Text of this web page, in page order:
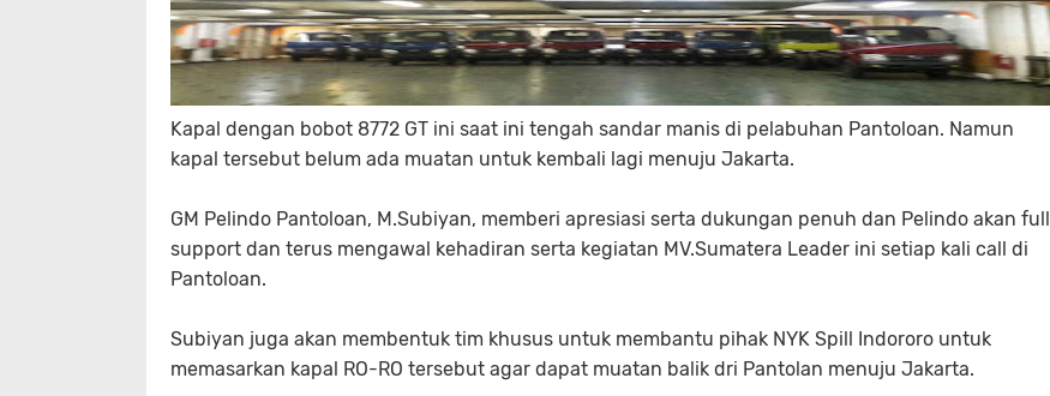
Kapal dengan bobot 8772 GT ini saat ini tengah sandar manis di pelabuhan Pantoloan. Namun
kapal tersebut belum ada muatan untuk kembali lagi menuju Jakarta.
GM Pelindo Pantoloan, M.Subiyan, memberi apresiasi serta dukungan penuh dan Pelindo akan full
support dan terus mengawal kehadiran serta kegiatan MV.Sumatera Leader ini setiap kali call di
Pantoloan.
Subiyan juga akan membentuk tim khusus untuk membantu pihak NYK Spill Indororo untuk
memasarkan kapal RO-RO tersebut agar dapat muatan balik dri Pantolan menuju Jakarta.